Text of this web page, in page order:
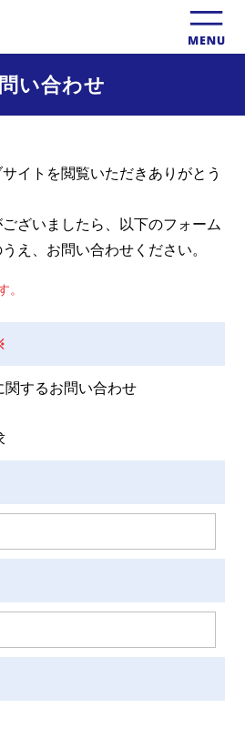
い合わせ
イトを閲覧いただきありがとう
ざいましたら、以下のフォーム
え、お問い合わせください。
するお問い合わせ